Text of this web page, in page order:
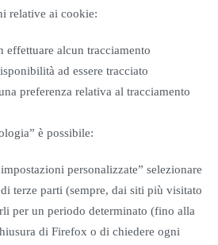
relative ai cookie:
effettuare alcun tracciamento
ad essere tracciato
preferenza relativa al tracciamento
è possibile:
personalizzate” selezionare
terze parti (sempre, dai siti più visitato
per un periodo determinato (fino alla
di Firefox o di chiedere ogni